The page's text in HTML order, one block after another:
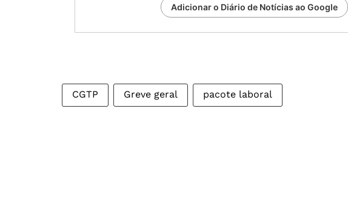
Adicionar o Diário de Notícias ao Google
CGTP Greve geral pacote laboral